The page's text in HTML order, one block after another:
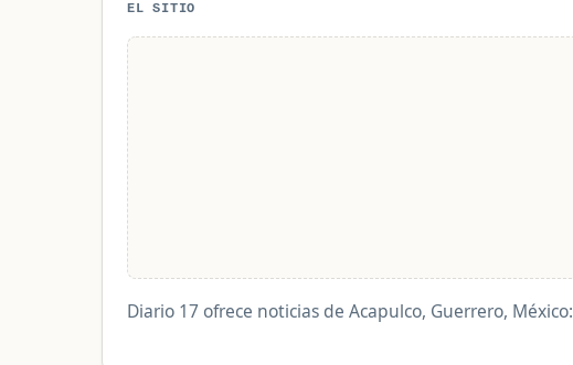
EL SITIO
Diario 17 ofrece noticias de Acapulco, Guerrero,